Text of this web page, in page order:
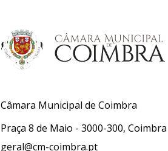
Câmara Municipal de Coimbra
Praça 8 de Maio - 3000-300, Coimbra
geral@cm-coimbra.pt